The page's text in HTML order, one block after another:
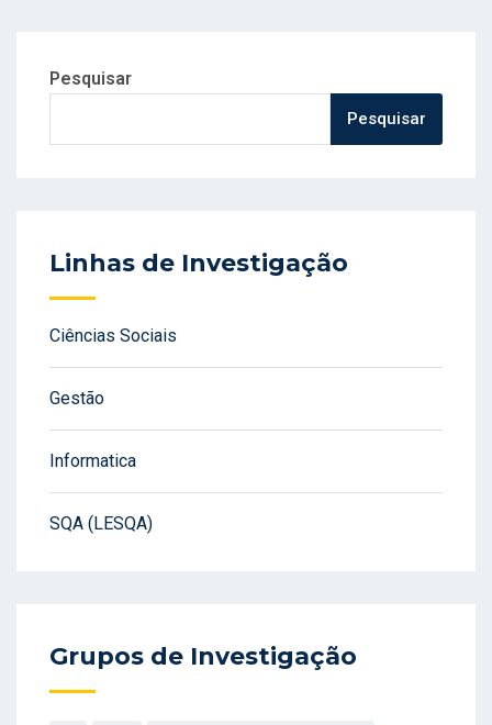
Pesquisar
Pesquisar
Linhas de Investigação
Ciências Sociais
Gestão
Informatica
SQA (LESQA)
Grupos de Investigação